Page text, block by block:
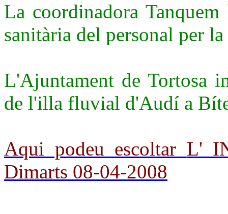
La coordinadora
sanitària del personal per
L'Ajuntament de Tortosa
de l'illa fluvial d'Audí a
Aqui podeu escoltar L'
Dimarts 08-04-2008